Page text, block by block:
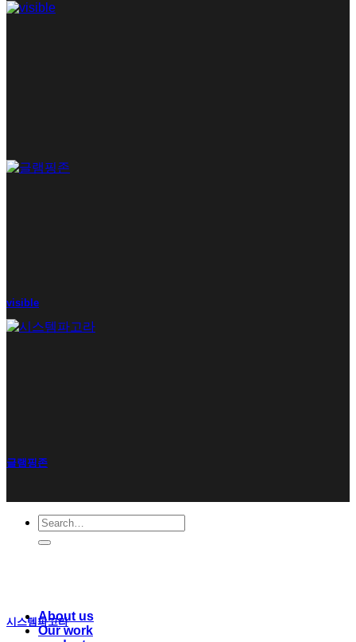
visible
글램핑존
시스템파고라
Search
for:
About us
Our work